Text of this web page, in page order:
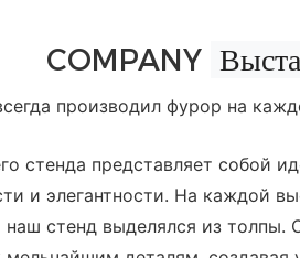
COMPANY
производил фурор на
стенда представляет собой
и элегантности. На каждой
стенд выделялся из толпы.